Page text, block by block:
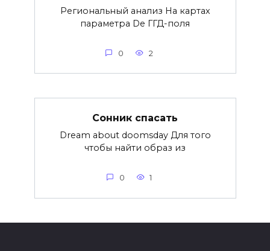
Региональный анализ На картах
параметра De ГГД-поля
0 2
Сонник спасать
Dream about doomsday Для того
чтобы найти образ из
0 1